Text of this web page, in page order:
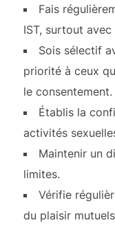
Fais
IST, surtout
Sois sélectif
priorité à ceux
le consentement.
Établis la
activités
Maintenir un
limites.
Vérifie
du plaisir